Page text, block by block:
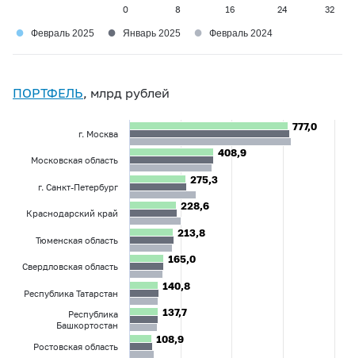
ПОРТФЕЛЬ, млрд рублей
0 8 16 24 32
● Февраль 2025 ● Январь 2025 ● Февраль 2024
777,0
777,0
408,9
408,9
275,3
275,3
228,6
228,6
213,8
213,8
165,0
165,0
140,8
140,8
137,7
137,7
108,9
108,9
г. Москва
Московская область
г. Санкт-Петербург
Краснодарский край
Тюменская область
Свердловская область
Республика Татарстан
Республика
Башкортостан
Ростовская область